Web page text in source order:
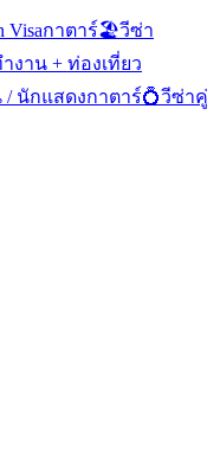
Visaกาตาร์🏖️วีซ่า
งาน + ท่องเที่ยว
/ นักแสดงกาตาร์💍วีซ่าคู่